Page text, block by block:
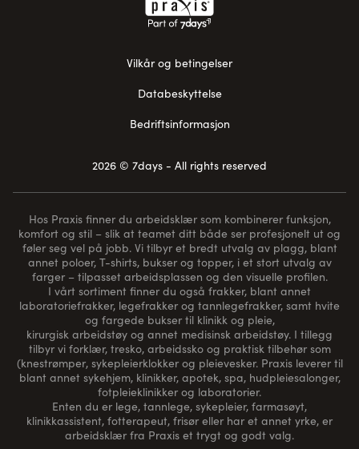
Vilkår og betingelser
Databeskyttelse
Bedriftsinformasjon
2026 © 7days - All rights reserved
Hos Praxis finner du arbeidsklær som kombinerer funksjon,
komfort og stil – slik at teamet ditt både ser profesjonelt ut og
føler seg vel på jobb. Vi tilbyr et bredt utvalg av plagg, blant
annet poloer, T-shirts, bukser og topper, i et stort utvalg av
farger – tilpasset arbeidsplassen og den visuelle profilen.
I vårt sortiment finner du også frakker, blant annet
laboratoriefrakker, legefrakker og tannlegefrakker, samt hvite
og fargede bukser til klinikk og pleie,
kirurgisk arbeidstøy og annet medisinsk arbeidstøy. I tillegg
tilbyr vi forklær, tresko, arbeidssko og praktisk tilbehør som
(knestrømper, sykepleierklokker og pleievesker. Praxis leverer til
blant annet sykehjem, klinikker, apotek, spa, hudpleiesalonger,
fotpleieklinikker og laboratorier.
Enten du er lege, tannlege, sykepleier, farmasøyt,
klinikkassistent, fotterapeut, frisør eller har et annet yrke, er
arbeidsklær fra Praxis et trygt og godt valg.